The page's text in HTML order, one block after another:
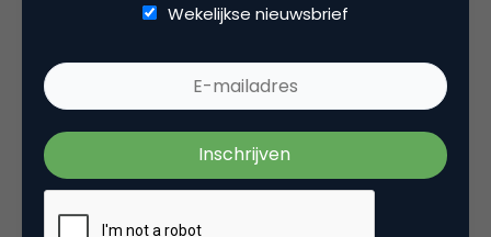
Het grote voordeel van een app is dat deze
een betere positie heeft in de mobiel van de
Bijvoorbeeld de iPhone app van nu.nl is veel
sneller aangeklikt in vergelijking met het
Wekelijkse nieuwsbrief